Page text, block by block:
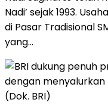
Nadi’ sejak 1993.
di Pasar Tradisional
yang…